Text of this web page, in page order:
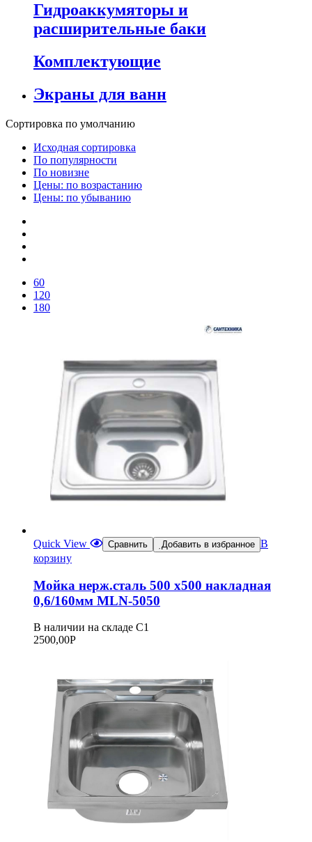
Гидроаккумяторы и
расширительные баки
Комплектующие
Экраны для ванн
Сортировка по умолчанию
Исходная сортировка
По популярности
По новизне
Цены: по возрастанию
Цены: по убыванию
60
120
180
Quick View Сравнить Добавить в избранное В
корзину
Мойка нерж.сталь 500 х500 накладная
0,6/160мм MLN-5050
В наличии на складе С1
2500,00Р